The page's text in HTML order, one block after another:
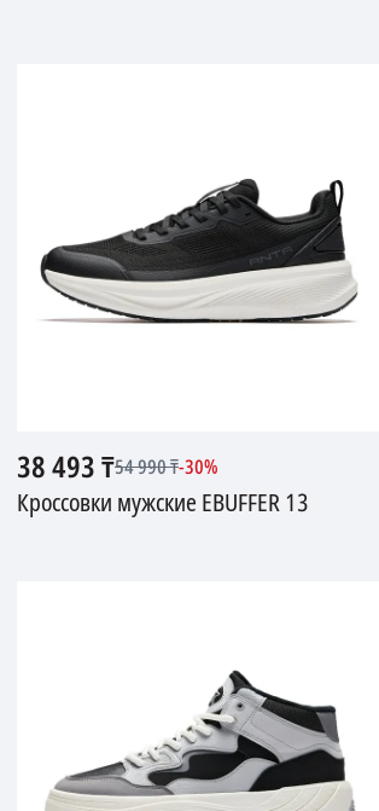
38 493₸54 990₸-30%
Кроссовки мужские EBUFFER 13